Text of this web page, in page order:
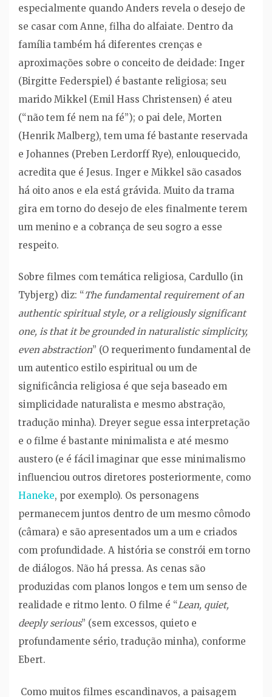
especialmente quando Anders revela o desejo de
se casar com Anne, filha do alfaiate. Dentro da
família também há diferentes crenças e
aproximações sobre o conceito de deidade: Inger
(Birgitte Federspiel) é bastante religiosa; seu
marido Mikkel (Emil Hass Christensen) é ateu
(“não tem fé nem na fé”); o pai dele, Morten
(Henrik Malberg), tem uma fé bastante reservada
e Johannes (Preben Lerdorff Rye), enlouquecido,
acredita que é Jesus. Inger e Mikkel são casados
há oito anos e ela está grávida. Muito da trama
gira em torno do desejo de eles finalmente terem
um menino e a cobrança de seu sogro a esse
respeito.
Sobre filmes com temática religiosa, Cardullo (in
Tybjerg) diz: “The fundamental requirement of an
authentic spiritual style, or a religiously significant
one, is that it be grounded in naturalistic simplicity,
even abstraction” (O requerimento fundamental de
um autentico estilo espiritual ou um de
significância religiosa é que seja baseado em
simplicidade naturalista e mesmo abstração,
tradução minha). Dreyer segue essa interpretação
e o filme é bastante minimalista e até mesmo
austero (e é fácil imaginar que esse minimalismo
influenciou outros diretores posteriormente, como
Haneke, por exemplo). Os personagens
permanecem juntos dentro de um mesmo cômodo
(câmara) e são apresentados um a um e criados
com profundidade. A história se constrói em torno
de diálogos. Não há pressa. As cenas são
produzidas com planos longos e tem um senso de
realidade e ritmo lento. O filme é “Lean, quiet,
deeply serious” (sem excessos, quieto e
profundamente sério, tradução minha), conforme
Ebert.
Como muitos filmes escandinavos, a paisagem